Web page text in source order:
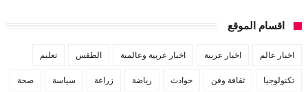
اقسام الموقع
اخبار عالم اخبار عربية اخبار عربية وعالمية الطقس تعليم
تكنولوجيا ثقافة وفن حوادث رياضة زراعة سياسة صحة